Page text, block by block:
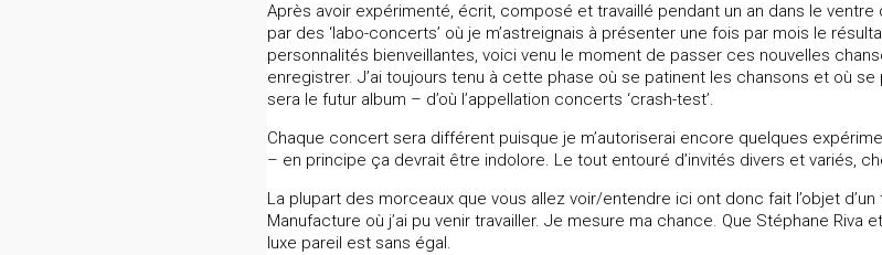
Après avoir expérimenté, écrit, composé et travaillé pendant un an dans le
par des ‘labo-concerts’ où je m’astreignais à présenter une fois par mois le
personnalités bienveillantes, voici venu le moment de passer ces nouvelles
enregistrer. J’ai toujours tenu à cette phase où se patinent les chansons et où
sera le futur album – d’où l’appellation concerts ‘crash-test’.
Chaque concert sera différent puisque je m’autoriserai encore quelques
– en principe ça devrait être indolore. Le tout entouré d’invités divers et variés,
La plupart des morceaux que vous allez voir/entendre ici ont donc fait l’objet
Manufacture où j’ai pu venir travailler. Je mesure ma chance. Que Stéphane
luxe pareil est sans égal.